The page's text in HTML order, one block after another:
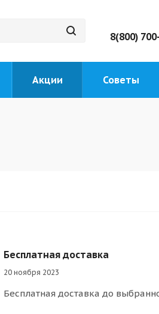
8(800)
Акции Советы
Бесплатная доставка
20 ноября 2023
Бесплатная доставка до